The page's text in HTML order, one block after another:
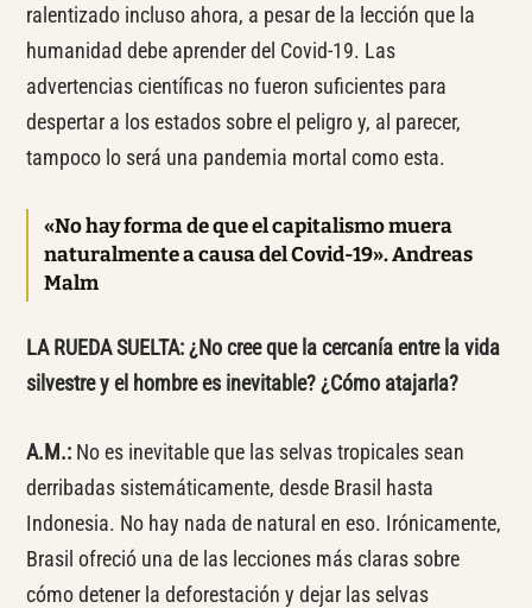
ralentizado incluso ahora, a pesar de la lección que la
humanidad debe aprender del Covid-19. Las
advertencias científicas no fueron suficientes para
despertar a los estados sobre el peligro y, al parecer,
tampoco lo será una pandemia mortal como esta.
«No hay forma de que el capitalismo muera
naturalmente a causa del Covid-19». Andreas
Malm
LA RUEDA SUELTA: ¿No cree que la cercanía entre la vida
silvestre y el hombre es inevitable? ¿Cómo atajarla?
A.M.:No es inevitable que las selvas tropicales sean
derribadas sistemáticamente, desde Brasil hasta
Indonesia. No hay nada de natural en eso. Irónicamente,
Brasil ofreció una de las lecciones más claras sobre
cómo detener la deforestación y dejar las selvas